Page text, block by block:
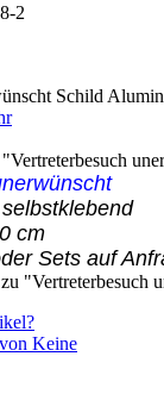
2
Schild
cm
Sets auf
"Vertreterbesuch
Keine